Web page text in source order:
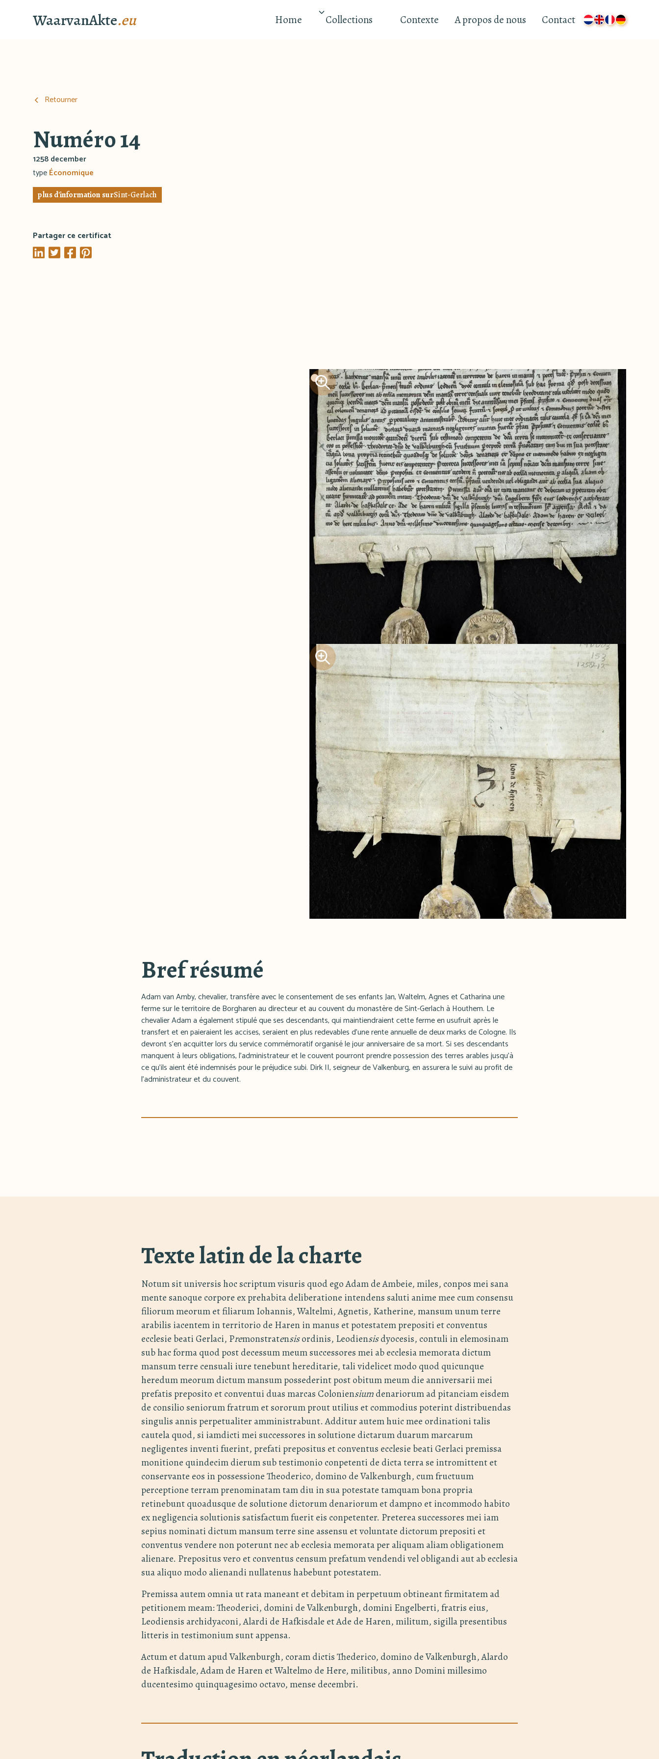
WaarvanAkte.eu Home Collections Contexte A propos de nous Contact
Retourner
Numéro 14
1258 december
typeÉconomique
plus d'information surSint-Gerlach
Partager ce certificat
Bref résumé
Adam van Amby, chevalier, transfère avec le consentement de ses enfants Jan, Waltelm, Agnes et Catharina une
ferme sur le territoire de Borgharen au directeur et au couvent du monastère de Sint-Gerlach à Houthem. Le
chevalier Adam a également stipulé que ses descendants, qui maintiendraient cette ferme en usufruit après le
transfert et en paieraient les accises, seraient en plus redevables d'une rente annuelle de deux marks de Cologne. Ils
devront s'en acquitter lors du service commémoratif organisé le jour anniversaire de sa mort. Si ses descendants
manquent à leurs obligations, l'administrateur et le couvent pourront prendre possession des terres arables jusqu'à
ce qu'ils aient été indemnisés pour le préjudice subi. Dirk II, seigneur de Valkenburg, en assurera le suivi au profit de
l'administrateur et du couvent.
Texte latin de la charte
Notum sit universis hoc scriptum visuris quod ego Adam de Ambeie, miles, conpos mei sana
mente sanoque corpore ex prehabita deliberatione intendens saluti anime mee cum consensu
filiorum meorum et filiarum Iohannis, Waltelmi, Agnetis, Katherine, mansum unum terre
arabilis iacentem in territorio de Haren in manus et potestatem prepositi et conventus
ecclesie beati Gerlaci, Premonstratensisordinis, Leodiensisdyocesis, contuli in elemosinam
sub hac forma quod post decessum meum successores mei ab ecclesia memorata dictum
mansum terre censuali iure tenebunt hereditarie, tali videlicet modo quod quicunque
heredum meorum dictum mansum possederint post obitum meum die anniversarii mei
prefatis preposito et conventui duas marcas Coloniensiumdenariorum ad pitanciam eisdem
de consilio seniorum fratrum et sororum prout utilius et commodius poterint distribuendas
singulis annis perpetualiter amministrabunt. Additur autem huic mee ordinationi talis
cautela quod, si iamdicti mei successores in solutione dictarum duarum marcarum
negligentes inventi fuerint, prefati prepositus et conventus ecclesie beati Gerlaci premissa
monitione quindecim dierum sub testimonio conpetenti de dicta terra se intromittent et
conservante eos in possessione Theoderico, domino de Valkenburgh, cum fructuum
perceptione terram prenominatam tam diu in sua potestate tamquam bona propria
retinebunt quoadusque de solutione dictorum denariorum et dampno et incommodo habito
ex negligencia solutionis satisfactum fuerit eis conpetenter. Preterea successores mei iam
sepius nominati dictum mansum terre sine assensu et voluntate dictorum prepositi et
conventus vendere non poterunt nec ab ecclesia memorata per aliquam aliam obligationem
alienare. Prepositus vero et conventus censum prefatum vendendi vel obligandi aut ab ecclesia
sua aliquo modo alienandi nullatenus habebunt potestatem.
Premissa autem omnia ut rata maneant et debitam in perpetuum obtineant firmitatem ad
petitionem meam: Theoderici, domini de Valkenburgh, domini Engelberti, fratris eius,
Leodiensis archidyaconi, Alardi de Hafkisdale et Ade de Haren, militum, sigilla presentibus
litteris in testimonium sunt appensa.
Actum et datum apud Valkenburgh, coram dictis Thederico, domino de Valkenburgh, Alardo
de Hafkisdale, Adam de Haren et Waltelmo de Here, militibus, anno Domini millesimo
ducentesimo quinquagesimo octavo, mense decembri.